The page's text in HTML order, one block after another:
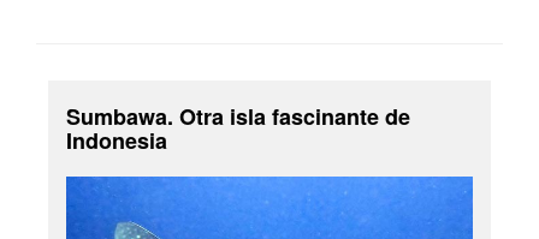
Sumbawa. Otra isla fascinante de
Indonesia